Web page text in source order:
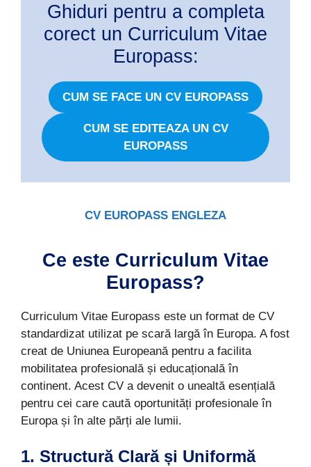
Ghiduri pentru a completa
corect un Curriculum Vitae
Europass:
CUM SE FACE UN CV EUROPASS
CUM SE EDITEAZA UN CV
EUROPASS
CV EUROPASS ENGLEZA
Ce este Curriculum Vitae
Europass?
Curriculum Vitae Europass este un format de CV
standardizat utilizat pe scară largă în Europa. A fost
creat de Uniunea Europeană pentru a facilita
mobilitatea profesională și educațională în
continent. Acest CV a devenit o unealtă esențială
pentru cei care caută oportunități profesionale în
Europa și în alte părți ale lumii.
1. Structură Clară și Uniformă